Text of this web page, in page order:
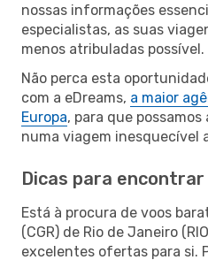
nossas informações
especialistas, as suas
menos atribuladas possível.
Não perca esta
com a eDreams, a maior
Europa, para que
numa viagem inesquecível
Dicas para
Está à procura de voos
(CGR) de Rio de Janeiro
excelentes ofertas para si.